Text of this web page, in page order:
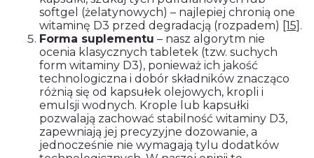
softgel (żelatynowych) – najlepiej chronią one
witaminę D3 przed degradacją (rozpadem) [15] .
Forma suplementu – nasz algorytm nie
ocenia klasycznych tabletek (tzw. suchych
form witaminy D3), ponieważ ich jakość
technologiczna i dobór składników znacząco
różnią się od kapsułek olejowych, kropli i
emulsji wodnych. Krople lub kapsułki
pozwalają zachować stabilność witaminy D3,
zapewniają jej precyzyjne dozowanie, a
jednocześnie nie wymagają tylu dodatków